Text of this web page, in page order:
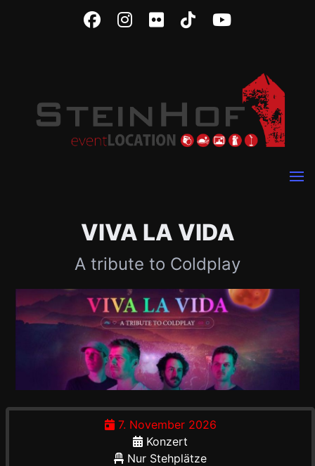
VIVA LA VIDA
A tribute to Coldplay
7. November 2026
Konzert
Nur Stehplätze